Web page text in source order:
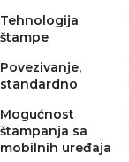
Tehnologija
štampe
Povezivanje,
standardno
Mogućnost
štampanja sa
mobilnih uređaja